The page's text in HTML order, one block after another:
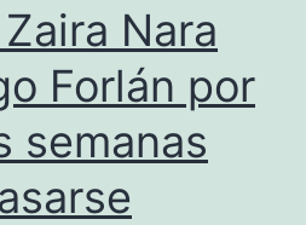
Nara
Forlán por
semanas